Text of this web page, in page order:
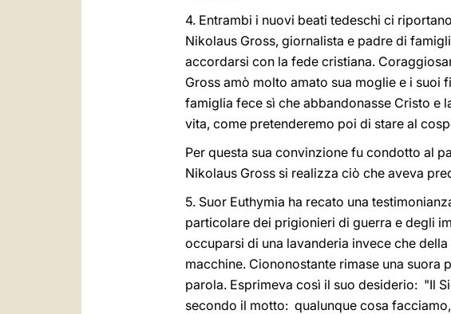
4. Entrambi i nuovi beati tedeschi ci
Nikolaus Gross, giornalista e padre di
accordarsi con la fede cristiana.
Gross amò molto amato sua moglie e i suoi
famiglia fece sì che abbandonasse Cristo e
vita, come pretenderemo poi di stare al
Per questa sua convinzione fu condotto al
Nikolaus Gross si realizza ciò che aveva
5. Suor Euthymia ha recato una
particolare dei prigionieri di guerra e degli
occuparsi di una lavanderia invece che
macchine. Ciononostante rimase una suora
parola. Esprimeva così il suo desiderio: "Il
secondo il motto: qualunque cosa